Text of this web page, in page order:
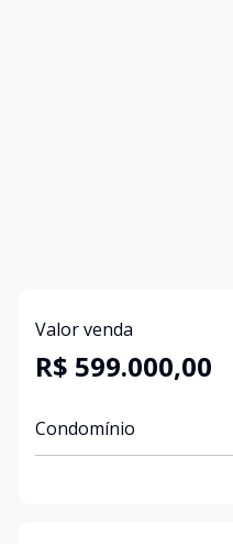
Valor venda
R$ 599.000,00
Condomínio